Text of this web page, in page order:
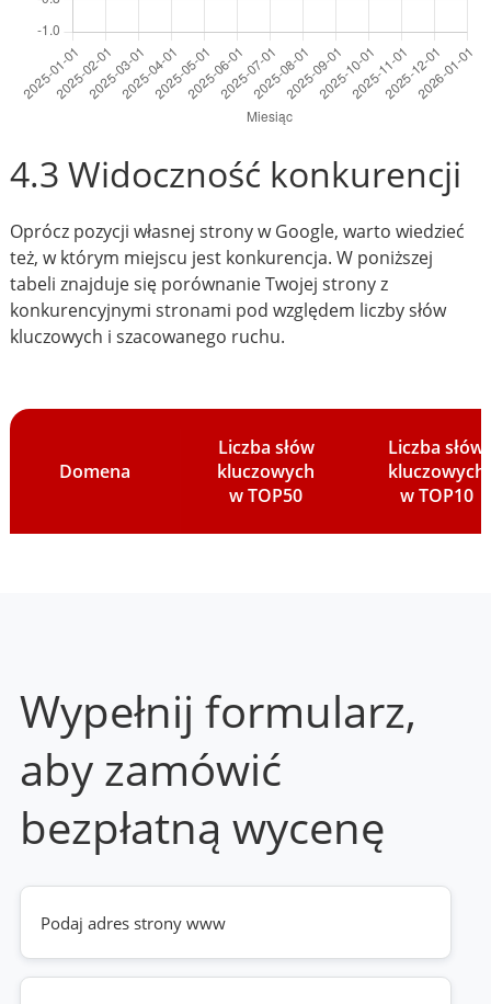
4.3 Widoczność konkurencji
Oprócz pozycji własnej strony w Google, warto wiedzieć
też, w którym miejscu jest konkurencja. W poniższej
tabeli znajduje się porównanie Twojej strony z
konkurencyjnymi stronami pod względem liczby słów
kluczowych i szacowanego ruchu.
Domena
Liczba słów
kluczowych
w TOP50
Liczba słów
kluczowych
w TOP10
Wypełnij formularz,
aby zamówić
bezpłatną wycenę
Twoja
strona
www
(wymagane)
Telefon